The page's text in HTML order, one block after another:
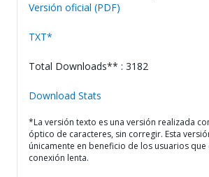
Versión oficial (PDF)
TXT*
Total Downloads** : 3182
Download Stats
*La versión texto es una versión realizada
óptico de caracteres, sin corregir. Esta
únicamente en beneficio de los usuarios que
conexión lenta.